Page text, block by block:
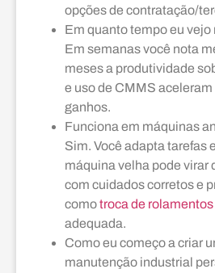
opções de contratação/
Em quanto tempo eu vejo
Em semanas você nota
meses a produtividade
e uso de CMMS aceleram
ganhos.
Funciona em máquinas
Sim. Você adapta tarefas
máquina velha pode virar
com cuidados corretos e
comotroca de rolamentos
adequada.
Como eu começo a criar
manutenção industrial